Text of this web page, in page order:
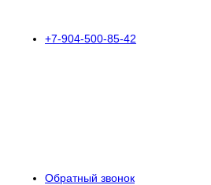
+7-904-500-85-42
Обратный звонок